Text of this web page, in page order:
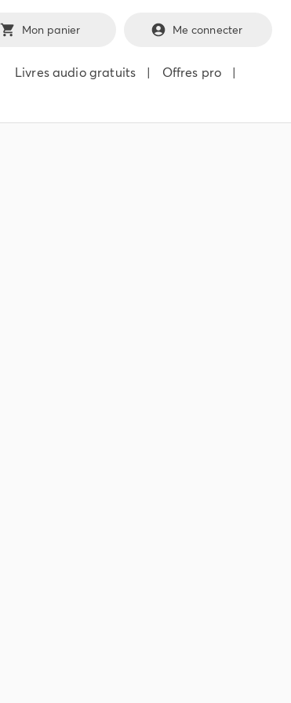
Mon panier Me connecter
Livres audio gratuits | Offres pro
|